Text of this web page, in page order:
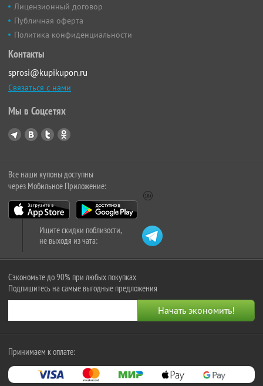
Лицензионный договор
Публичная оферта
Политика конфиденциальности
Контакты
sprosi@kupikupon.ru
Связаться с нами
Мы в Соцсетях
Все наши купоны доступны
через Мобильное Приложение:
Ищите скидки поблизости,
не выходя из чата:
Сэкономьте до 90% при любых покупках
Подпишитесь на самые выгодные предложения
Принимаем к оплате: